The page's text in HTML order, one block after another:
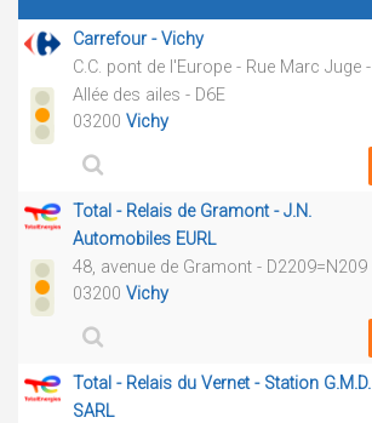
Carrefour - Vichy
C.C. pont de l'Europe - Rue Marc Juge -
Allée des ailes - D6E
03200 Vichy
Total - Relais de Gramont - J.N.
Automobiles EURL
48, avenue de Gramont - D2209=N209
03200 Vichy
Total - Relais du Vernet - Station G.M.D.
SARL